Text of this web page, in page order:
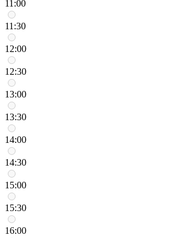
11:00
11:30
12:00
12:30
13:00
13:30
14:00
14:30
15:00
15:30
16:00